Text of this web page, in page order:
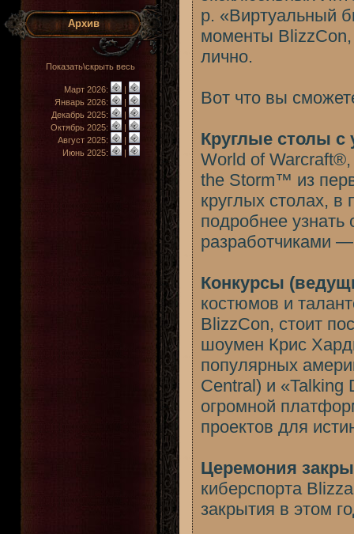
Архив
Показать\скрыть весь
Март 2026:
|
Январь 2026:
|
Декабрь 2025:
|
Октябрь 2025:
|
Август 2025:
|
Июнь 2025:
|
р. «Виртуальный
моменты
лично.
Вот что вы
Круглые столы с
World of
the Storm™ из
круглых столах,
подробнее
разработчиками
Конкурсы
костюмов и
BlizzCon, стоит
шоумен Крис
популярных
Central) и «Talking
огромной
проектов для
Церемония
киберспорта
закрытия в этом